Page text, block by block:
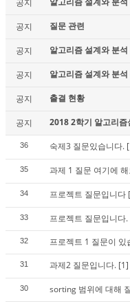
공지
공지 질문 관련
공지 알고리즘 설계와 분
공지 알고리즘 설계와 분
공지 출결 현황
공지 2018 2학기 알고리
36 숙제3 질문있습니다.
35 과제 1 질문 여기에
34 프로젝트 질문입니다
33 프로젝트 질문입니다.
32 프로젝트 1 질문이 있
31 과제2 질문입니다. [1]
30 sorting 범위에 대해